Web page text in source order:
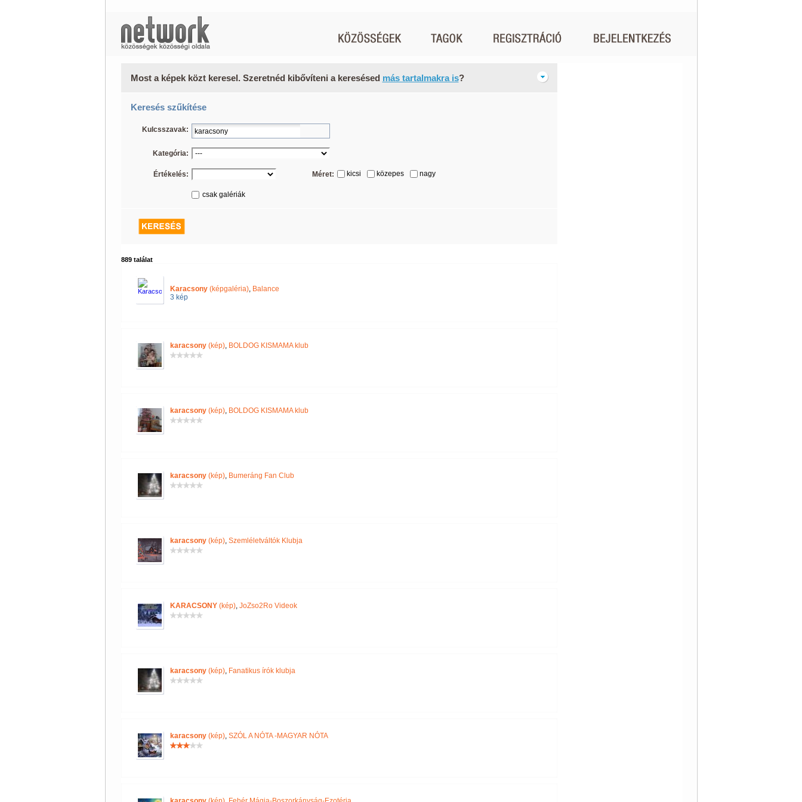
Most a képek közt keresel. Szeretnéd kibővíteni a keresésed más tartalmakra is?
Keresés szűkítése
Kulcsszavak:
Kategória:
Értékelés: Méret: kicsi közepes nagy
csak galériák
889 találat
Karacsony(képgaléria), Balance
3 kép
karacsony(kép), BOLDOG KISMAMA klub
karacsony(kép), BOLDOG KISMAMA klub
karacsony(kép), Bumeráng Fan Club
karacsony(kép), Szemléletváltók Klubja
KARACSONY(kép), JoZso2Ro Videok
karacsony(kép), Fanatikus írók klubja
karacsony(kép), SZÓL A NÓTA -MAGYAR NÓTA